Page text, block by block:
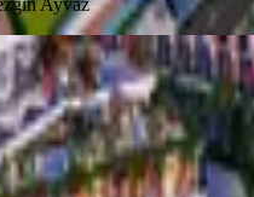
Platınum:
Burada Başlıyor
Merkez Mahallesi
·110 m²·Bahçe katı·